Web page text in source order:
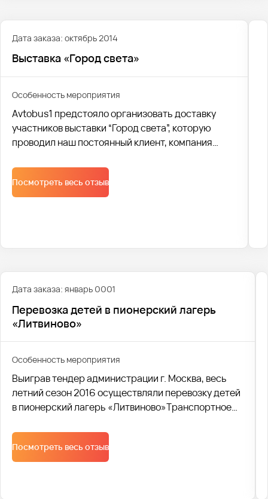
Дата заказа: октябрь 2014
Выставка «Город света»
Особенность мероприятия
Avtobus1 предстояло организовать доставку
участников выставки “Город света”, которую
проводил наш постоянный клиент, компания
доставки больше тысячи человек из разных
городов.
Посмотреть весь отзыв
Дата заказа: январь 0001
Перевозка детей в пионерский лагерь
«Литвиново»
Особенность мероприятия
Выиграв тендер администрации г. Москва, весь
летний сезон 2016 осуществляли перевозку детей
в пионерский лагерь «Литвиново»Транспортное
Организовывали сопровождение ГАИ в течении
всех перевозок. Парковки. Расстановка машин.
Контролировали посадку и высадку детей. Таким
Посмотреть весь отзыв